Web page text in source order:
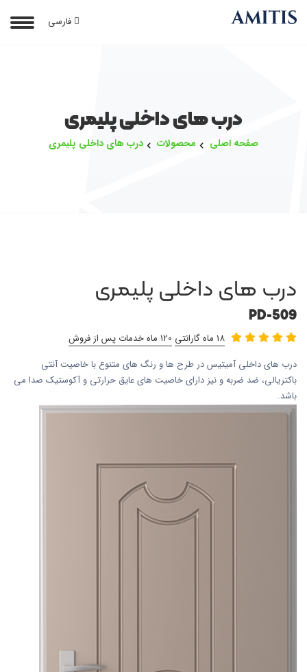
فارسی
درب های داخلی پلیمری
صفحه اصلی محصولات درب های داخلی پلیمری
درب های داخلی پلیمری
PD-509
18 ماه گارانتی
120 ماه خدمات پس از فروش
درب های داخلی آمیتیس در طرح ها و رنگ های متنوع با خاصیت آنتی
باکتریالی، ضد ضربه و نیز دارای خاصیت های عایق حرارتی و آکوستیک صدا می
باشد.